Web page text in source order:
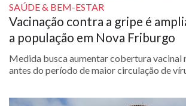
SAÚDE & BEM-ESTAR
Vacinação contra a gripe é
a população em Nova Friburgo
Medida busca aumentar cobertura vacinal
antes do período de maior circulação de